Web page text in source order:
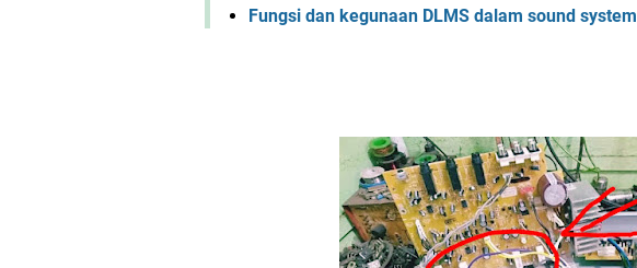
Fungsi dan kegunaan DLMS dalam sound system